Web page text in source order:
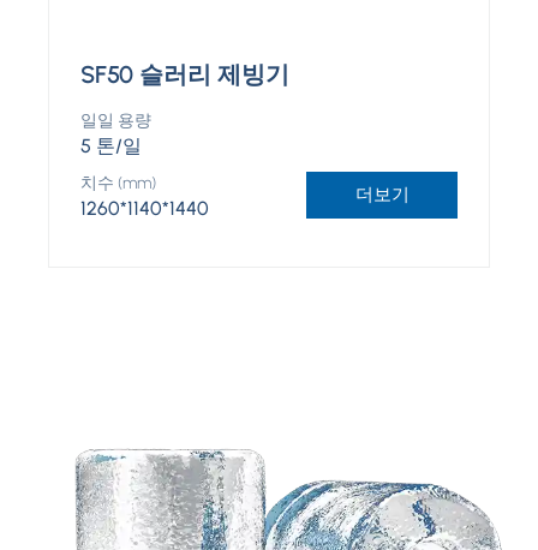
SF50 슬러리 제빙기
일일 용량
5 톤/일
치수 (mm)
1260*1140*1440
더보기